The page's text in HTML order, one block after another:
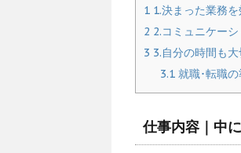
1 1.決まった業務
2 2.コミュニケー
3 3.自分の時間も
3.1 就職･転職
仕事内容｜中